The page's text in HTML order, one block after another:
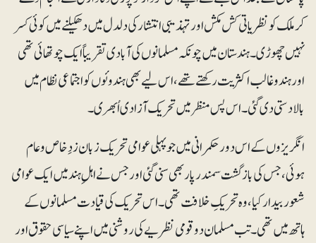
کر ملک کو نظریاتی کش مکش اور تہذیبی انتشار کی دلدل میں دھکیلنے میں کوئی کسر
نہیں چھوڑی۔ہندستان میں چونکہ مسلمانوں کی آبادی تقریباً ایک چوتھائی تھی
اور ہندوغالب اکثریت رکھتے تھے، اس لیے بھی ہندوئوں کو اجتماعی نظام میں
بالادستی دی گئی۔ اس پس منظر میں تحریک آزادی اُبھری۔
انگریزوں کے اس دور حکمرانی میں جو پہلی عوامی تحریک زبان زدِ خاص و عام
ہوئی، جس کی بازگشت سمندر پار بھی سنی گئی اور جس نے اہلِ ہند میں ایک عوامی
شعور بیدار کیا، وہ تحریکِ خلافت تھی۔ اس تحریک کی قیادت مسلمانوں کے
ہاتھ میں تھی۔ تب مسلمان دو قومی نظریے کی روشنی میں اپنے سیاسی حقوق اور